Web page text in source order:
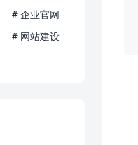
# 企业官网
# 网站建设